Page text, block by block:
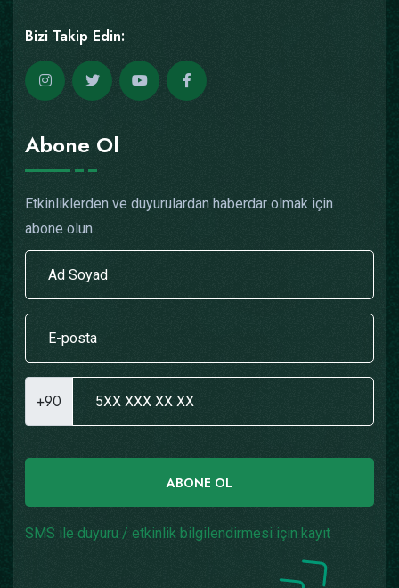
Bizi Takip Edin:
Abone Ol
Etkinliklerden ve duyurulardan haberdar olmak için
abone olun.
+90
ABONE OL
SMS ile duyuru / etkinlik bilgilendirmesi için kayıt